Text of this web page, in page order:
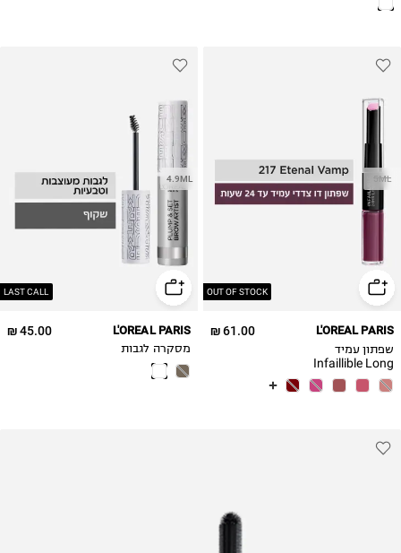
OUT OF STOCK
5ML
61.00 ₪ L'OREAL PARIS
שפתון עמיד
Infaillible Long
Lasting
LAST CALL
4.9ML
45.00 ₪ L'OREAL PARIS
מסקרה לגבות